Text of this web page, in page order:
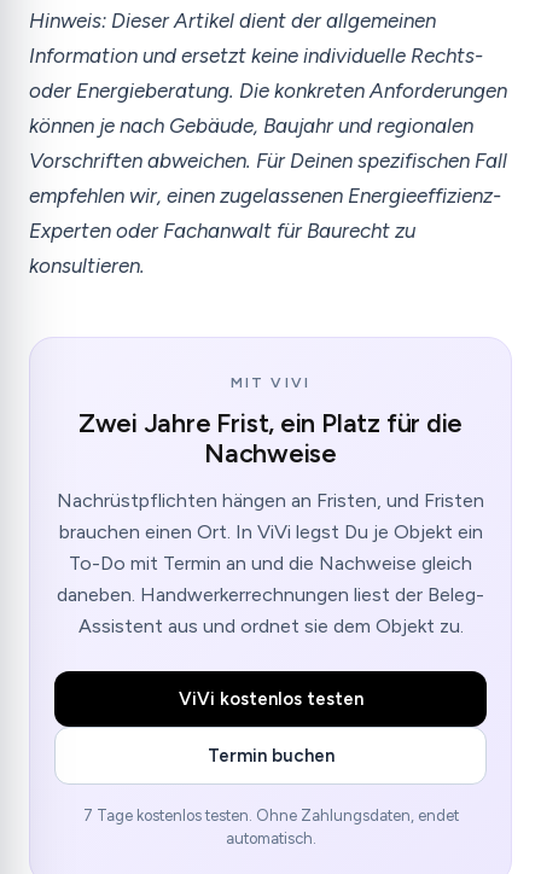
Hinweis: Dieser Artikel dient der allgemeinen
Information und ersetzt keine individuelle Rechts-
oder Energieberatung. Die konkreten Anforderungen
können je nach Gebäude, Baujahr und regionalen
Vorschriften abweichen. Für Deinen spezifischen Fall
empfehlen wir, einen zugelassenen Energieeffizienz-
Experten oder Fachanwalt für Baurecht zu
konsultieren.
MIT VIVI
Zwei Jahre Frist, ein Platz für die
Nachweise
Nachrüstpflichten hängen an Fristen, und Fristen
brauchen einen Ort. In ViVi legst Du je Objekt ein
To-Do mit Termin an und die Nachweise gleich
daneben. Handwerkerrechnungen liest der Beleg-
Assistent aus und ordnet sie dem Objekt zu.
ViVi kostenlos testen
Termin buchen
7 Tage kostenlos testen. Ohne Zahlungsdaten, endet
automatisch.